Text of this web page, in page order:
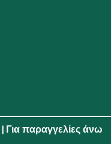
| Για παραγγελίες άνω